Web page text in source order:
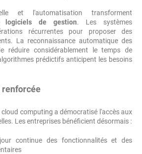
et l'automatisation transforment
logiciels de gestion. Les systèmes
récurrentes pour proposer des
La reconnaissance automatique des
réduire considérablement le temps de
prédictifs anticipent les besoins
renforcée
computing a démocratisé l'accès aux
Les entreprises bénéficient désormais :
continue des fonctionnalités et des